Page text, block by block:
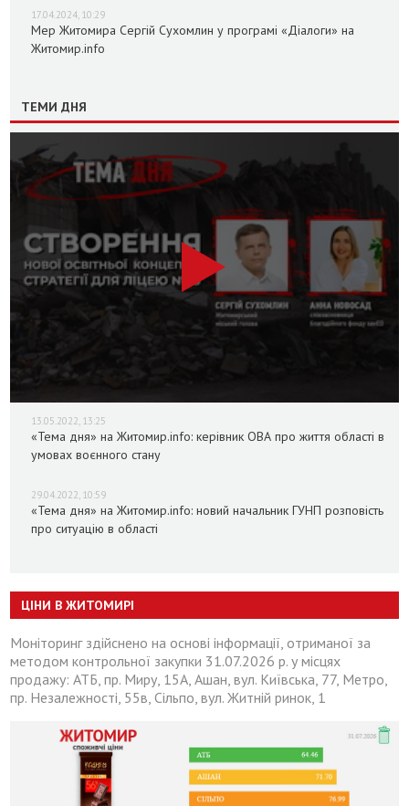
17.04.2024, 10:29
Мер Житомира Сергій Сухомлин у програмі «Діалоги» на
Житомир.info
ТЕМИ ДНЯ
13.05.2022, 13:25
«Тема дня» на Житомир.info: керівник ОВА про життя області в
умовах воєнного стану
29.04.2022, 10:59
«Тема дня» на Житомир.info: новий начальник ГУНП розповість
про ситуацію в області
ЦІНИ В ЖИТОМИРІ
Моніторинг здійснено на основі інформації, отриманої за
методом контрольної закупки 31.07.2026 р. у місцях
продажу: АТБ, пр. Миру, 15А, Ашан, вул. Київська, 77, Метро,
пр. Незалежності, 55в, Сільпо, вул. Житній ринок, 1